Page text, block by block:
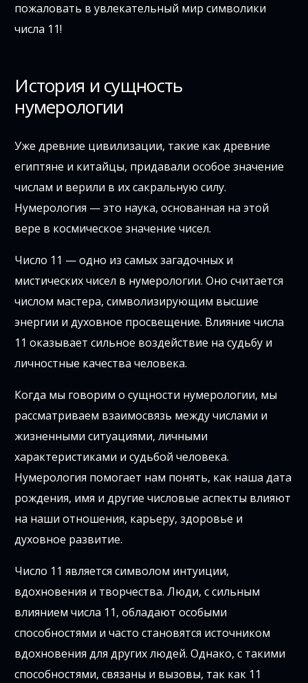
пожаловать в увлекательный мир символики
числа 11!
История и сущность
нумерологии
Уже древние цивилизации, такие как древние
египтяне и китайцы, придавали особое значение
числам и верили в их сакральную силу.
Нумерология — это наука, основанная на этой
вере в космическое значение чисел.
Число 11 — одно из самых загадочных и
мистических чисел в нумерологии. Оно считается
числом мастера, символизирующим высшие
энергии и духовное просвещение. Влияние числа
11 оказывает сильное воздействие на судьбу и
личностные качества человека.
Когда мы говорим о сущности нумерологии, мы
рассматриваем взаимосвязь между числами и
жизненными ситуациями, личными
характеристиками и судьбой человека.
Нумерология помогает нам понять, как наша дата
рождения, имя и другие числовые аспекты влияют
на наши отношения, карьеру, здоровье и
духовное развитие.
Число 11 является символом интуиции,
вдохновения и творчества. Люди, с сильным
влиянием числа 11, обладают особыми
способностями и часто становятся источником
вдохновения для других людей. Однако, с такими
способностями, связаны и вызовы, так как 11